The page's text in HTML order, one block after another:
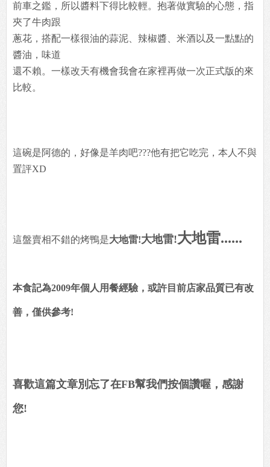
前車之鑑，所以醬料下得比較輕。抱著做實驗的心態，指
夾了牛肉跟
蔥花，搭配一樣很油的蒜泥、辣椒醬、米酒以及一點點的
醬油，味道
還不賴。一樣改天有機會我會在家裡再做一次正式版的來
比較。
這碗是阿德的，好像是羊肉吧???他有把它吃完，本人不與
置評XD
這盤賣相不錯的烤鴨是大地雷!大地雷!大地雷......
本食記為2009年個人用餐經驗，或許目前店家品質已有改
善，僅供參考!
喜歡這篇文章別忘了在FB幫我們按個讚喔，感謝
您!